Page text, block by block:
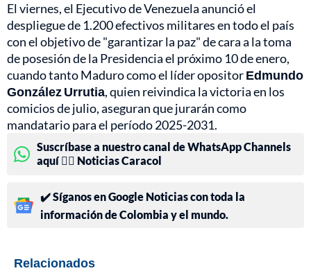
El viernes, el Ejecutivo de Venezuela anunció el
despliegue de 1.200 efectivos militares en todo el país
con el objetivo de "garantizar la paz" de cara a la toma
de posesión de la Presidencia el próximo 10 de enero,
cuando tanto Maduro como el líder opositorEdmundo
González Urrutia, quien reivindica la victoria en los
comicios de julio, aseguran que jurarán como
mandatario para el período 2025-2031.
Suscríbase a nuestro canal de WhatsApp Channels
aquí 👉🏻 Noticias Caracol
✔️ Síganos en Google Noticias con toda la
información de Colombia y el mundo.
Relacionados